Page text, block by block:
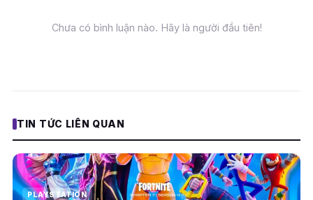
Chưa có bình luận nào. Hãy là người đầu tiên!
TIN TỨC LIÊN QUAN
PLAYSTATION